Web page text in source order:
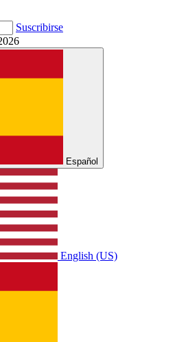
Suscribirse
Español
English (US)